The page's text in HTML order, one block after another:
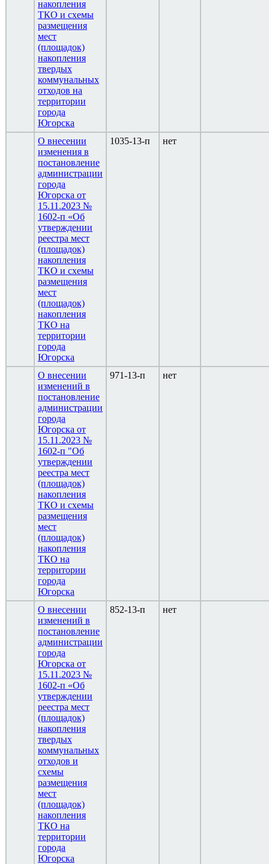
накопления
ТКО и схемы
размещения
мест
(площадок)
накопления
твердых
коммунальных
отходов на
территории
города
Югорска
О внесении
изменения в
постановление
администрации
города
Югорска от
15.11.2023 №
1602-п «Об
утверждении
реестра мест
(площадок)
накопления
ТКО и схемы
размещения
мест
(площадок)
накопления
ТКО на
территории
города
Югорска
1035-13-п нет
О внесении
изменений в
постановление
администрации
города
Югорска от
15.11.2023 №
1602-п "Об
утверждении
реестра мест
(площадок)
накопления
ТКО и схемы
размещения
мест
(площадок)
накопления
ТКО на
территории
города
Югорска
971-13-п нет
О внесении
изменений в
постановление
администрации
города
Югорска от
15.11.2023 №
1602-п «Об
утверждении
реестра мест
(площадок)
накопления
твердых
коммунальных
отходов и
схемы
размещения
мест
(площадок)
накопления
ТКО на
территории
города
Югорска
852-13-п нет